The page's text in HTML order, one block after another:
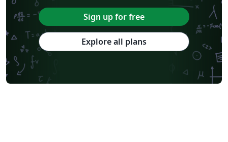
Sign up for free
Explore all plans